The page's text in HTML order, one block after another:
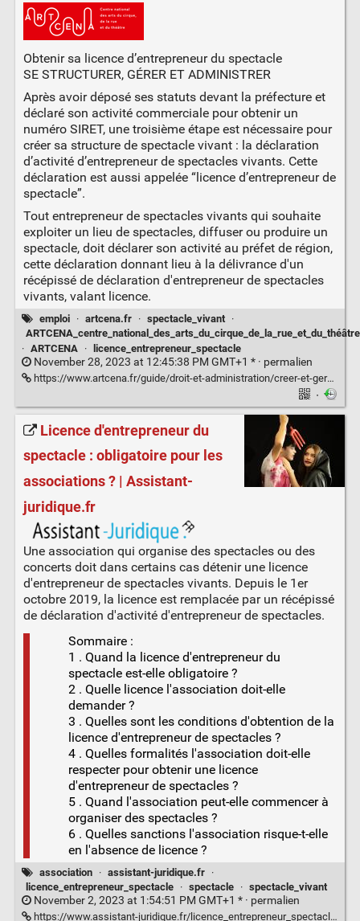
Obtenir sa licence d’entrepreneur du spectacle
SE STRUCTURER, GÉRER ET ADMINISTRER
Après avoir déposé ses statuts devant la préfecture et
déclaré son activité commerciale pour obtenir un
numéro SIRET, une troisième étape est nécessaire pour
créer sa structure de spectacle vivant : la déclaration
d’activité d’entrepreneur de spectacles vivants. Cette
déclaration est aussi appelée “licence d’entrepreneur de
spectacle”.
Tout entrepreneur de spectacles vivants qui souhaite
exploiter un lieu de spectacles, diffuser ou produire un
spectacle, doit déclarer son activité au préfet de région,
cette déclaration donnant lieu à la délivrance d'un
récépissé de déclaration d'entrepreneur de spectacles
vivants, valant licence.
emploi · artcena.fr · spectacle_vivant ·
ARTCENA_centre_national_des_arts_du_cirque_de_la_rue_et_du_théâtre
· ARTCENA · licence_entrepreneur_spectacle
November 28, 2023 at 12:45:38 PM GMT+1 * · permalien
https://www.artcena.fr/guide/droit-et-administration/creer-et-gerer-sa-compagnie/declaration-dactivite-dentrepreneur-de-spectacles-vivants
·
Licence d'entrepreneur du
spectacle : obligatoire pour les
associations ? | Assistant-
juridique.fr
Une association qui organise des spectacles ou des
concerts doit dans certains cas détenir une licence
d'entrepreneur de spectacles vivants. Depuis le 1er
octobre 2019, la licence est remplacée par un récépissé
de déclaration d'activité d'entrepreneur de spectacles.
Sommaire :
1 . Quand la licence d'entrepreneur du
spectacle est-elle obligatoire ?
2 . Quelle licence l'association doit-elle
demander ?
3 . Quelles sont les conditions d'obtention de la
licence d'entrepreneur de spectacles ?
4 . Quelles formalités l'association doit-elle
respecter pour obtenir une licence
d'entrepreneur de spectacles ?
5 . Quand l'association peut-elle commencer à
organiser des spectacles ?
6 . Quelles sanctions l'association risque-t-elle
en l'absence de licence ?
association · assistant-juridique.fr
·
licence_entrepreneur_spectacle
· spectacle · spectacle_vivant
November 2, 2023 at 1:54:51 PM GMT+1 * · permalien
https://www.assistant-juridique.fr/licence_entrepreneur_spectacle.jsp